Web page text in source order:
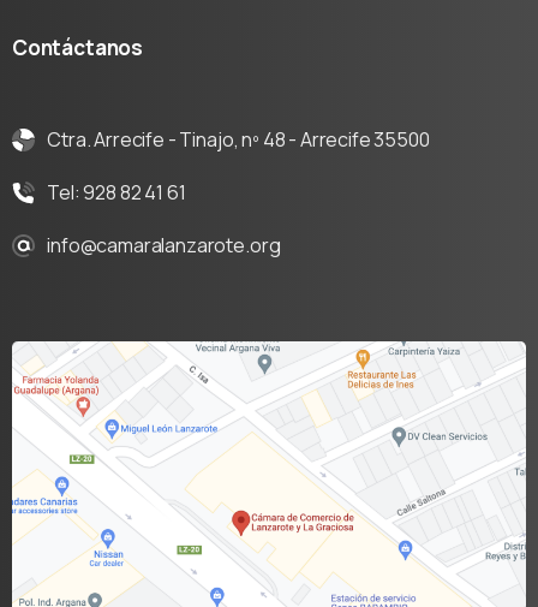
Contáctanos
Ctra. Arrecife - Tinajo, nº 48 - Arrecife 35500
Tel: 928 82 41 61
info@camaralanzarote.org